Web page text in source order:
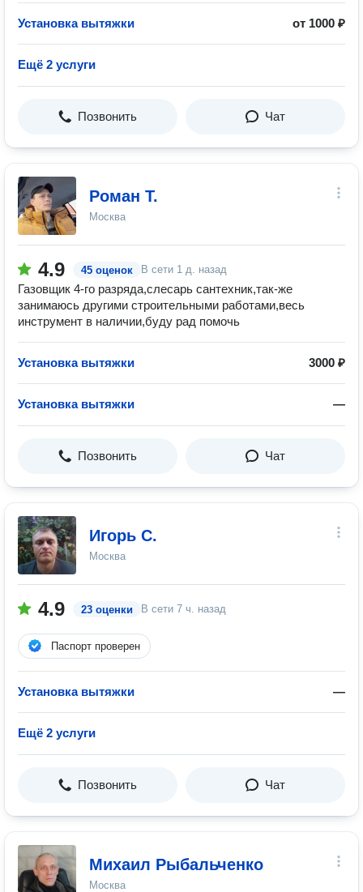
Установка вытяжки от 1000 ₽
Ещё 2 услуги
Позвонить Чат
Роман Т.
Москва
4.9 45 оценок В сети 1 д. назад
Газовщик 4-го разряда,слесарь сантехник,так-же
занимаюсь другими строительными работами,весь
инструмент в наличии,буду рад помочь
Установка вытяжки 3000 ₽
Установка вытяжки —
Позвонить Чат
Игорь С.
Москва
4.9 23 оценки В сети 7 ч. назад
Паспорт проверен
Установка вытяжки —
Ещё 2 услуги
Позвонить Чат
Михаил Рыбальченко
Москва